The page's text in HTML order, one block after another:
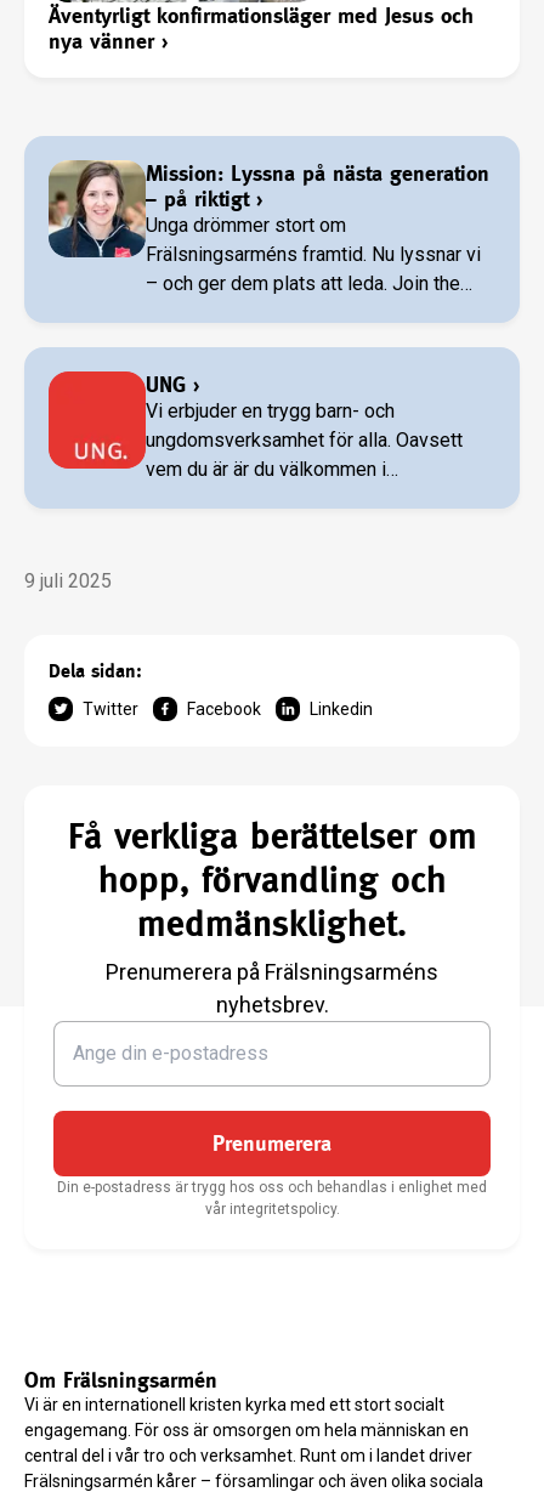
Äventyrligt konfirmationsläger med Jesus och
nya vänner›
Mission: Lyssna på nästa generation
– på riktigt›
Unga drömmer stort om
Frälsningsarméns framtid. Nu lyssnar vi
– och ger dem plats att leda. Join the
UNG ›
Vi erbjuder en trygg barn- och
ungdomsverksamhet för alla. Oavsett
vem du är är du välkommen i
9 juli 2025
Dela sidan:
Twitter Facebook Linkedin
Få verkliga berättelser om
hopp, förvandling och
medmänsklighet.
Prenumerera på Frälsningsarméns
nyhetsbrev.
Prenumerera
Din e-postadress är trygg hos oss och behandlas i enlighet med
vår integritetspolicy.
Om Frälsningsarmén
Vi är en internationell kristen kyrka med ett stort socialt
engagemang. För oss är omsorgen om hela människan en
central del i vår tro och verksamhet. Runt om i landet driver
Frälsningsarmén kårer – församlingar och även olika sociala